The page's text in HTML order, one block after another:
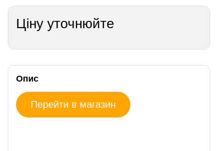
Ціну уточнюйте
Опис
Перейти в магазин